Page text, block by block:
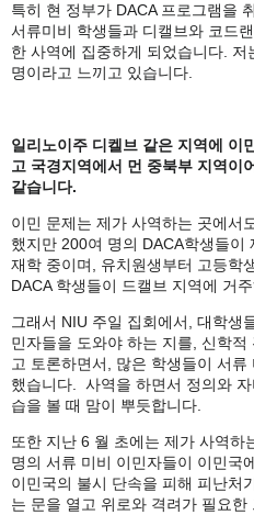
특히 현 정부가 DACA 프로그램을
서류미비 학생들과 디캘브와 코드
한 사역에 집중하게 되었습니다.
명이라고 느끼고 있습니다.
일리노이주 디켈브 같은 지역에 이
고 국경지역에서 먼 중북부 지역이
같습니다.
이민 문제는 제가 사역하는 곳에서
했지만 200여 명의 DACA학생들이
재학 중이며, 유치원생부터 고등학
DACA학생들이 드캘브 지역에 거
그래서 NIU 주일 집회에서, 대학생
민자들을 도와야 하는 지를, 신학
고 토론하면서, 많은 학생들이 서
했습니다. 사역을 하면서 정의와
습을 볼 때 맘이 뿌듯합니다.
또한 지난 6 월 초에는 제가 사역하
명의 서류 미비 이민자들이 이민국
이민국의 불시 단속을 피해 피난처
는 문을 열고 위로와 격려가 필요